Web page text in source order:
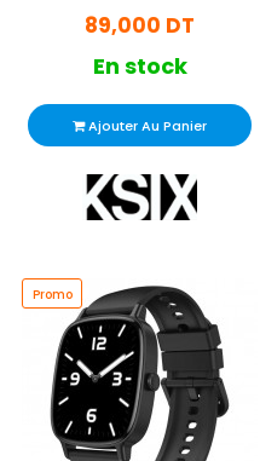
89,000 DT
En stock
Ajouter Au Panier
Promo